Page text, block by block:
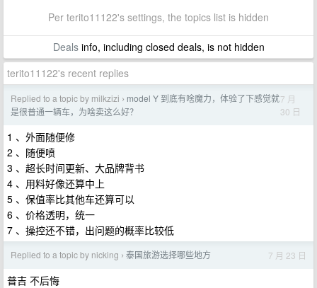
Per terito11122's settings, the topics list is hidden
Dealsinfo, including closed deals, is not hidden
terito11122's recent replies
Replied to a topic by milkzizi › model Y 到底有啥魔力，体验了下感觉就
是很普通一辆车，为啥卖这么好？
7 月
30 日
1 、外面随便修
2 、随便喷
3 、超长时间更新、大品牌背书
4 、用料好像还算中上
5 、保值率比其他车还算可以
6 、价格透明，统一
7 、操控还不错，出问题的概率比较低
Replied to a topic by nicking › 泰国旅游选择哪些地方 7 月 23 日
普吉 不后悔